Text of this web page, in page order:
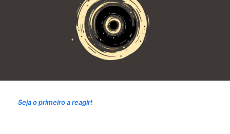
Seja o primeiro a reagir!